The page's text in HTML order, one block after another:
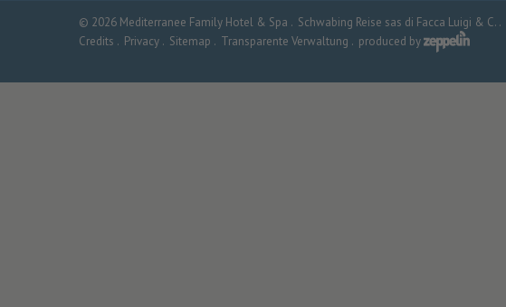
© 2026 Mediterranee Family Hotel & Spa . Schwabing Reise sas di Facca Luigi & C. .
Credits . Privacy . Sitemap . Transparente Verwaltung . produced by